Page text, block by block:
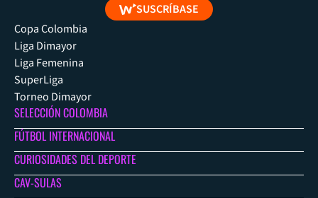
SUSCRÍBASE
Copa Colombia
Liga Dimayor
Liga Femenina
SuperLiga
Torneo Dimayor
SELECCIÓN COLOMBIA
FÚTBOL INTERNACIONAL
CURIOSIDADES DEL DEPORTE
CAV-SULAS